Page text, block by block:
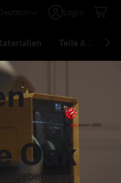
Login
Teile &
Oak
in